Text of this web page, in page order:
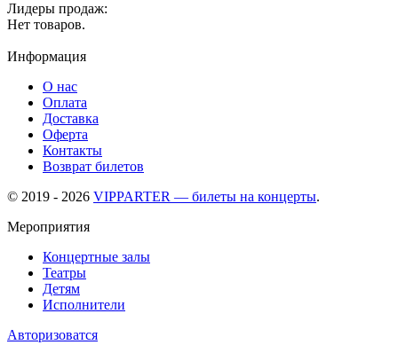
Лидеры продаж:
Нет товаров.
Информация
О нас
Оплата
Доставка
Оферта
Контакты
Возврат билетов
© 2019 - 2026 VIPPARTER — билеты на концерты.
Мероприятия
Концертные залы
Театры
Детям
Исполнители
Авторизоватся